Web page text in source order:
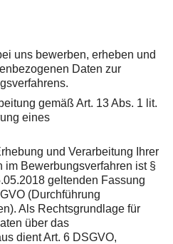
uns bewerben, erheben und
Daten zur
gemäß Art. 13 Abs. 1 lit.
eines
und Verarbeitung Ihrer
im Bewerbungsverfahren ist §
geltenden Fassung
(Durchführung
Als Rechtsgrundlage für
über das
dient Art. 6 DSGVO,